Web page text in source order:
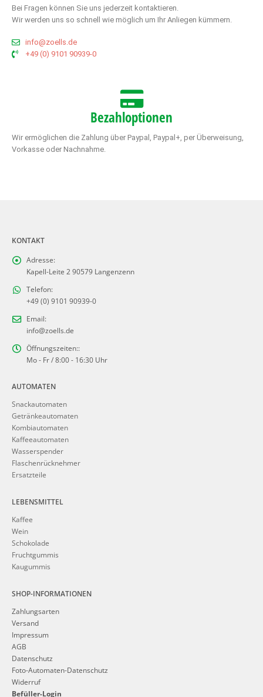
Bei Fragen können Sie uns jederzeit kontaktieren.
Wir werden uns so schnell wie möglich um Ihr Anliegen kümmern.
info@zoells.de
+49 (0) 9101 90939-0
Bezahloptionen
Wir ermöglichen die Zahlung über Paypal, Paypal+, per Überweisung,
Vorkasse oder Nachnahme.
KONTAKT
Adresse:
Kapell-Leite 2 90579 Langenzenn
Telefon:
+49 (0) 9101 90939-0
Email:
info@zoells.de
Öffnungszeiten::
Mo - Fr / 8:00 - 16:30 Uhr
AUTOMATEN
Snackautomaten
Getränkeautomaten
Kombiautomaten
Kaffeeautomaten
Wasserspender
Flaschenrücknehmer
Ersatzteile
LEBENSMITTEL
Kaffee
Wein
Schokolade
Fruchtgummis
Kaugummis
SHOP-INFORMATIONEN
Zahlungsarten
Versand
Impressum
AGB
Datenschutz
Foto-Automaten-Datenschutz
Widerruf
Befüller-Login